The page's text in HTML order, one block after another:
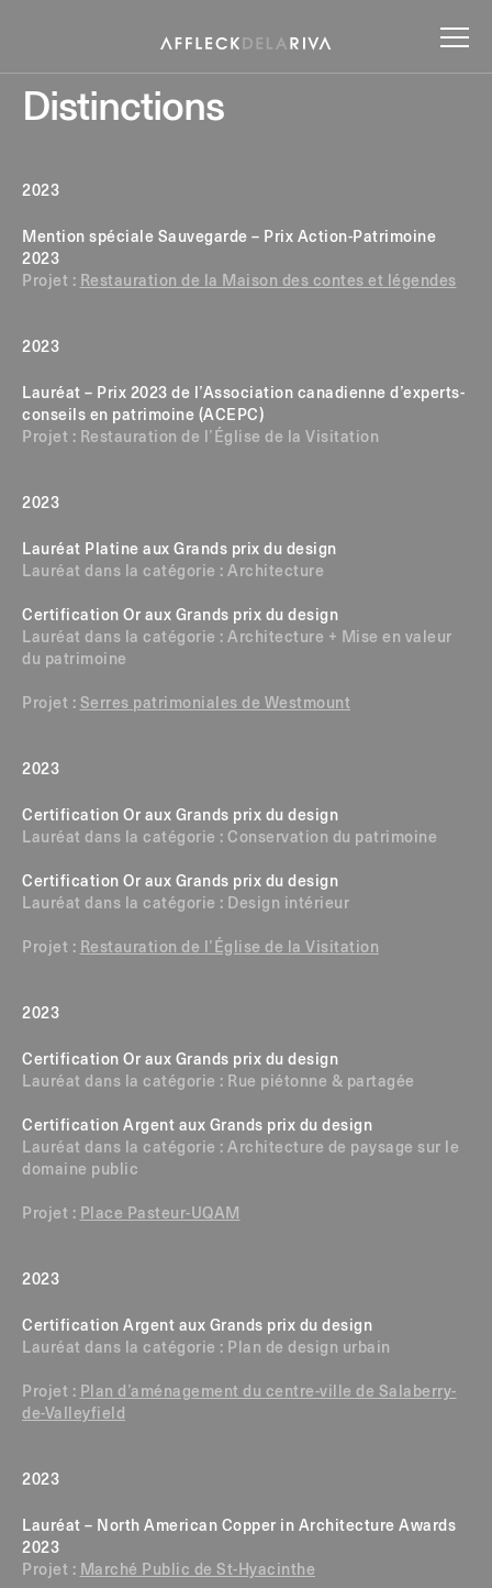
Distinctions
2023
Mention spéciale Sauvegarde – Prix Action-Patrimoine
2023
Projet : Restauration de la Maison des contes et légendes
2023
Lauréat – Prix 2023 de l’Association canadienne d’experts-
conseils en patrimoine (ACEPC)
Projet : Restauration de l’Église de la Visitation
2023
Lauréat Platine aux Grands prix du design
Lauréat dans la catégorie : Architecture
Certification Or aux Grands prix du design
Lauréat dans la catégorie : Architecture + Mise en valeur
du patrimoine
Projet : Serres patrimoniales de Westmount
2023
Certification Or aux Grands prix du design
Lauréat dans la catégorie : Conservation du patrimoine
Certification Or aux Grands prix du design
Lauréat dans la catégorie : Design intérieur
Projet : Restauration de l’Église de la Visitation
2023
Certification Or aux Grands prix du design
Lauréat dans la catégorie : Rue piétonne & partagée
Certification Argent aux Grands prix du design
Lauréat dans la catégorie : Architecture de paysage sur le
domaine public
Projet : Place Pasteur-UQAM
2023
Certification Argent aux Grands prix du design
Lauréat dans la catégorie : Plan de design urbain
Projet : Plan d’aménagement du centre-ville de Salaberry-
de-Valleyfield
2023
Lauréat – North American Copper in Architecture Awards
2023
Projet : Marché Public de St-Hyacinthe